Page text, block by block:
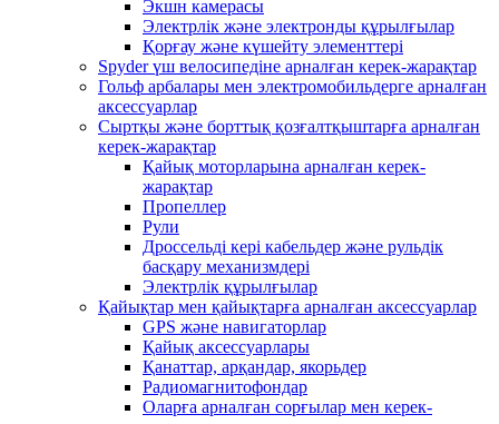
Экшн камерасы
Электрлік және электронды құрылғылар
Қорғау және күшейту элементтері
Spyder үш велосипедіне арналған керек-жарақтар
Гольф арбалары мен электромобильдерге арналған
аксессуарлар
Сыртқы және борттық қозғалтқыштарға арналған
керек-жарақтар
Қайық моторларына арналған керек-
жарақтар
Пропеллер
Рули
Дроссельді кері кабельдер және рульдік
басқару механизмдері
Электрлік құрылғылар
Қайықтар мен қайықтарға арналған аксессуарлар
GPS және навигаторлар
Қайық аксессуарлары
Қанаттар, арқандар, якорьдер
Радиомагнитофондар
Оларға арналған сорғылар мен керек-